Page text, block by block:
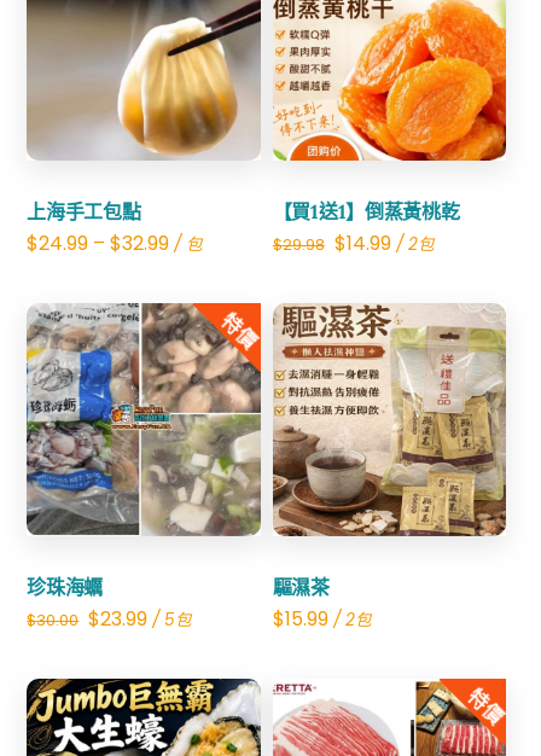
上海手工包點
$24.99 –$32.99 / 包
Share
【買1送1】倒蒸黃桃乾
$29.98 Original
was:
$29.98.
$14.99Current
is:
$14.99.
/ 2包
Share
特價
珍珠海蠣
$30.00 Original
was:
$30.00.
$23.99Current
is:
$23.99.
/ 5包
Share
驅濕茶
$15.99/ 2包
Share
特價